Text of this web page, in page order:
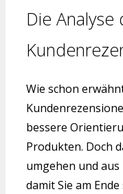
Die Analyse
Wie schon
bessere
Produkten. Doch
umgehen und
damit Sie am